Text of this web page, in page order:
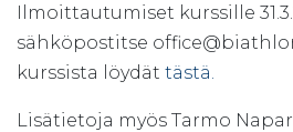
Ilmoittautumiset kurssille
sähköpostitse
kurssista löydät tästä.
Lisätietoja myös Tarmo